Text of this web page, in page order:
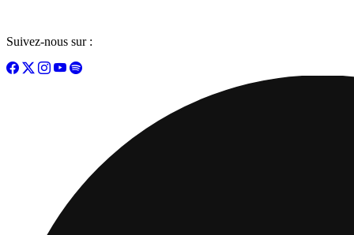
Suivez-nous sur :